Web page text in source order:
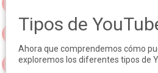
Tipos de
Ahora que comprendemos cómo
exploremos los diferentes tipos de